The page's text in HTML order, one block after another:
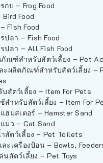
กบ – Frog Food
Food
Fish Food
ปลา – Fish Food
ปลา – All Fish Food
ณฑ์สำหรับสัตว์เลี้ยง – Pet
ะผลิตภัณฑ์สำหรับสัตว์เลี้ยง –
สัตว์เลี้ยง – Item For Pets
สำหรับสัตว์เลี้ยง – Item For
ฮมสเตอร์ – Hamster Sand
มว – Cat Sand
สัตว์เลี้ยง – Pet Toilets
ะเครื่องป้อน – Bowls,
นสัตว์เลี้ยง – Pet Toys